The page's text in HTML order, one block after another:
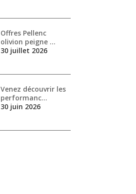
Offres Pellenc
olivion peigne …
30 juillet 2026
Venez découvrir les
performanc…
30 juin 2026